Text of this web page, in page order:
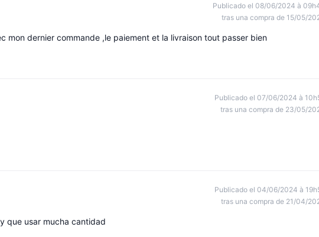
Publicado el 08/06/2024 à
tras una compra de 15/05/
mon dernier commande ,le paiement et la livraison tout passer bien
Publicado el 07/06/2024 à
tras una compra de 23/05/
Publicado el 04/06/2024 à
tras una compra de 21/04/
que usar mucha cantidad